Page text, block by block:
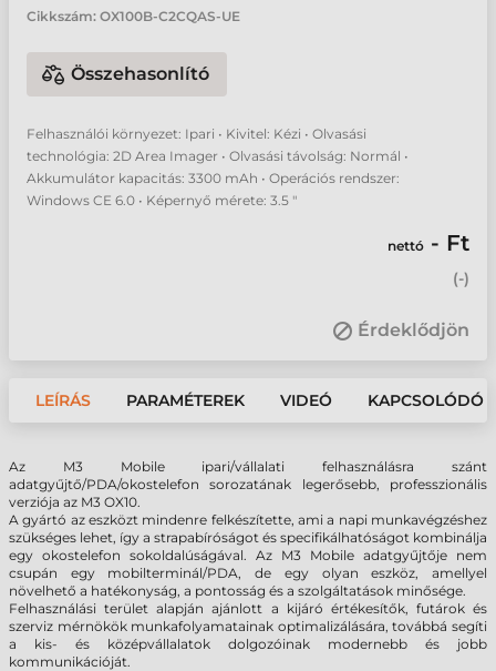
Cikkszám: OX100B-C2CQAS-UE
Összehasonlító
Felhasználói környezet: Ipari • Kivitel: Kézi • Olvasási
technológia: 2D Area Imager • Olvasási távolság: Normál •
Akkumulátor kapacitás: 3300 mAh • Operációs rendszer:
Windows CE 6.0 • Képernyő mérete: 3.5 "
nettó - Ft
(-)
Érdeklődjön
LEÍRÁS PARAMÉTEREK VIDEÓ KAPCSOLÓDÓ
Az M3 Mobile ipari/vállalati felhasználásra szánt
adatgyűjtő/PDA/okostelefon sorozatának legerősebb, professzionális
verziója az M3 OX10.
A gyártó az eszközt mindenre felkészítette, ami a napi munkavégzéshez
szükséges lehet, így a strapabíróságot és specifikálhatóságot kombinálja
egy okostelefon sokoldalúságával. Az M3 Mobile adatgyűjtője nem
csupán egy mobilterminál/PDA, de egy olyan eszköz, amellyel
növelhető a hatékonyság, a pontosság és a szolgáltatások minősége.
Felhasználási terület alapján ajánlott a kijáró értékesítők, futárok és
szerviz mérnökök munkafolyamatainak optimalizálására, továbbá segíti
a kis- és középvállalatok dolgozóinak modernebb és jobb
kommunikációját.